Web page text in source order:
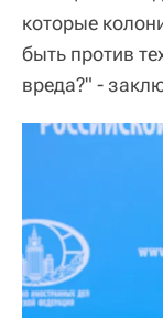
которые
быть против
вреда?" -